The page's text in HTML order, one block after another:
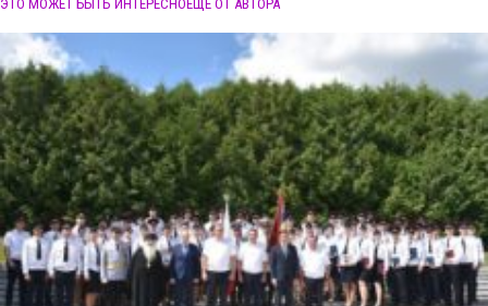
ЭТО МОЖЕТ БЫТЬ ИНТЕРЕСНО ЕЩЕ ОТ АВТОРА